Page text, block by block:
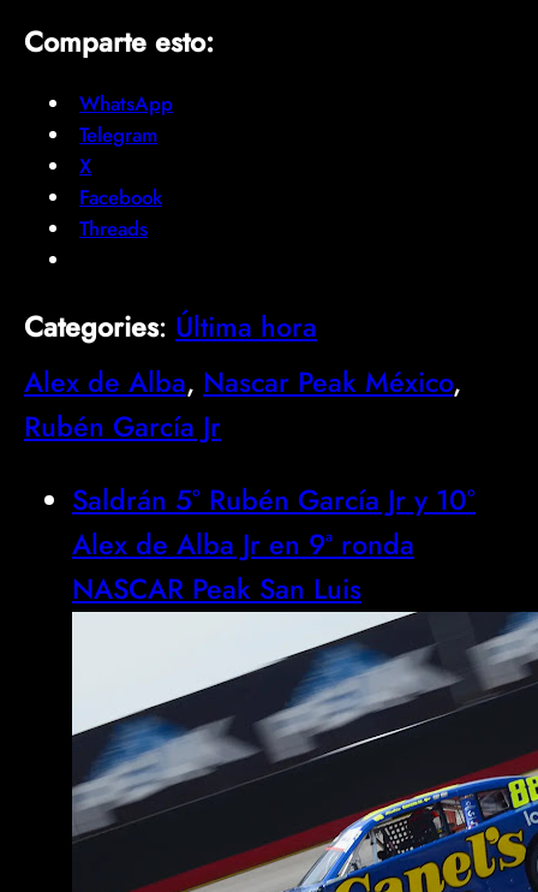
Comparte esto:
WhatsApp
Telegram
X
Facebook
Threads
Categories: Última hora
Alex de Alba, Nascar Peak México
Rubén García Jr
Saldrán 5° Rubén García Jr y 10°
Alex de Alba Jr en 9ª ronda
NASCAR Peak San Luis